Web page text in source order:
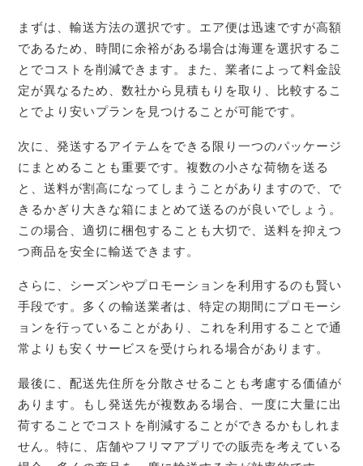
まずは、輸送方法の選択です。エア便は迅速ですが高額
であるため、時間に余裕がある場合は海運を選択するこ
とでコストを削減できます。また、業者によって料金設
定が異なるため、数社から見積もりを取り、比較するこ
とでより安いプランを見つけることが可能です。
次に、発送するアイテムをできる限り一つのパッケージ
にまとめることも重要です。複数の小さな荷物を送る
と、送料が割高になってしまうことがありますので、で
きるかぎり大きな箱にまとめて送るのが良いでしょう。
この場合、適切に梱包することも大切で、送料を抑えつ
つ商品を安全に輸送できます。
さらに、シーズンやプロモーションを利用するのも賢い
手段です。多くの輸送業者は、特定の期間にプロモーシ
ョンを行っていることがあり、これを利用することで通
常よりも安くサービスを受けられる場合があります。
最後に、配送先住所を分散させることも考慮する価値が
あります。もし発送先が複数ある場合、一度に大量に出
荷することでコストを削減することができるかもしれま
せん。特に、店舗やフリマアプリでの販売を考えている